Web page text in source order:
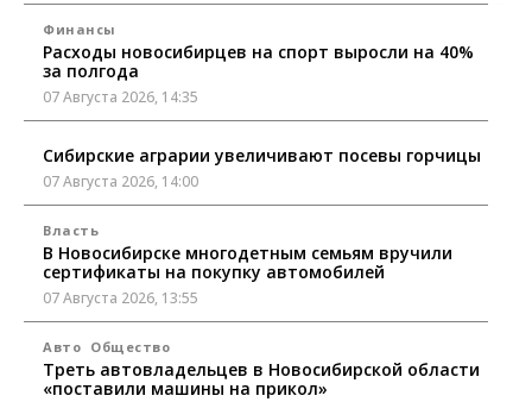
Финансы
Расходы новосибирцев на спорт выросли на 40%
за полгода
07 Августа 2026, 14:35
Сибирские аграрии увеличивают посевы горчицы
07 Августа 2026, 14:00
Власть
В Новосибирске многодетным семьям вручили
сертификаты на покупку автомобилей
07 Августа 2026, 13:55
Авто Общество
Треть автовладельцев в Новосибирской области
«поставили машины на прикол»